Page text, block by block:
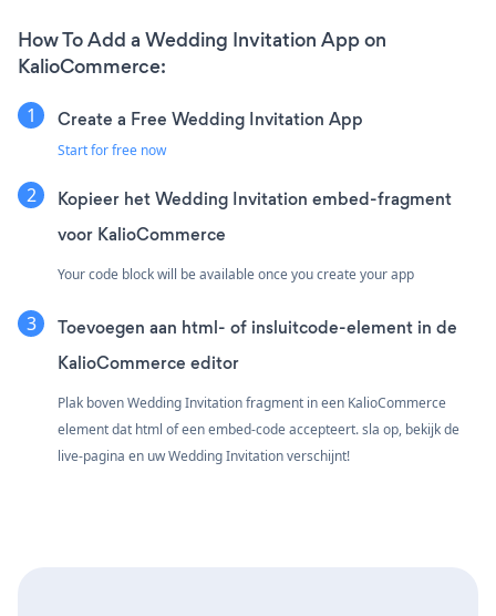
How To Add a Wedding Invitation App on
KalioCommerce:
Create a Free Wedding Invitation App
Start for free now
Kopieer het Wedding Invitation embed-fragment
voor KalioCommerce
Your code block will be available once you create your app
Toevoegen aan html- of insluitcode-element in de
KalioCommerce editor
Plak boven Wedding Invitation fragment in een KalioCommerce
element dat html of een embed-code accepteert. sla op, bekijk de
live-pagina en uw Wedding Invitation verschijnt!